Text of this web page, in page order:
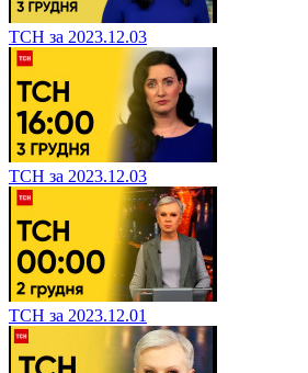
ТСН за 2023.12.03
ТСН за 2023.12.03
ТСН за 2023.12.01